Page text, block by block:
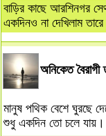
বাড়ির কাছে আরশিনগর
একদিনও না দেখিলাম
অনিকেত বৈরাগী
মানুষ পথিক বেশে ঘুরছে
শুধু একদিন তো চলে যায়।